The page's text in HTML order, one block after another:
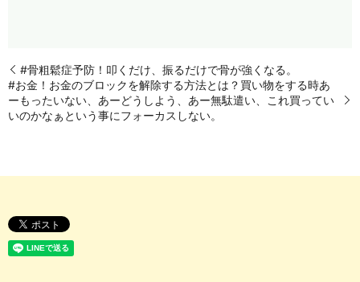
#骨粗鬆症予防！叩くだけ、振るだけで骨が強くなる。
#お金！お金のブロックを解除する方法とは？買い物をする時あ
ーもったいない、あーどうしよう、あー無駄遣い、これ買ってい
いのかなぁという事にフォーカスしない。